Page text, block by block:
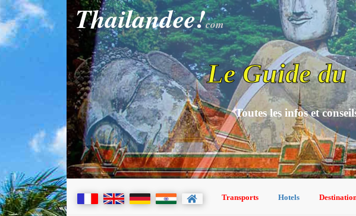
Thailandee!com
Le Guide du
Toutes les infos et
Transports Hotels